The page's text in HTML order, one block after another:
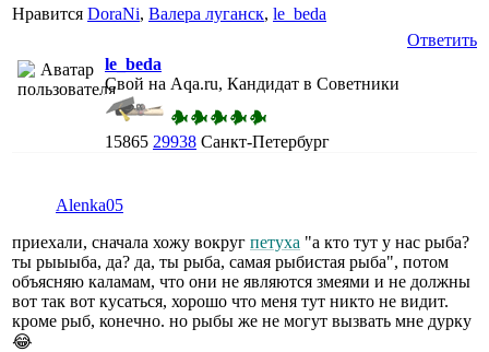
Нравится DoraNi, Валера луганск, le_beda
Ответить
le_beda
Свой на Aqa.ru, Кандидат в Советники
15865 29938 Санкт-Петербург
Alenka05
приехали, сначала хожу вокруг петуха "а кто тут у нас рыба?
ты рыыыба, да? да, ты рыба, самая рыбистая рыба", потом
объясняю каламам, что они не являются змеями и не должны
вот так вот кусаться, хорошо что меня тут никто не видит.
кроме рыб, конечно. но рыбы же не могут вызвать мне дурку
😂